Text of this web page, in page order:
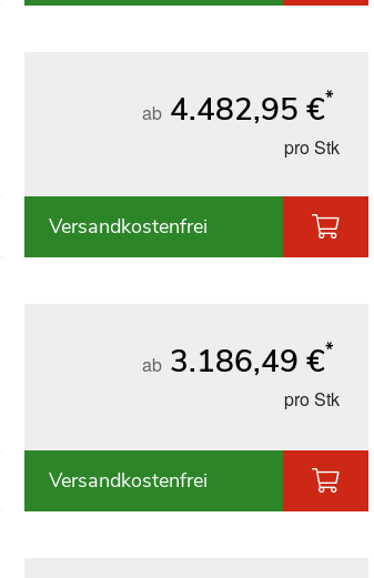
ab 4.482,95 €*
pro Stk
Versandkostenfrei
ab 3.186,49 €*
pro Stk
Versandkostenfrei